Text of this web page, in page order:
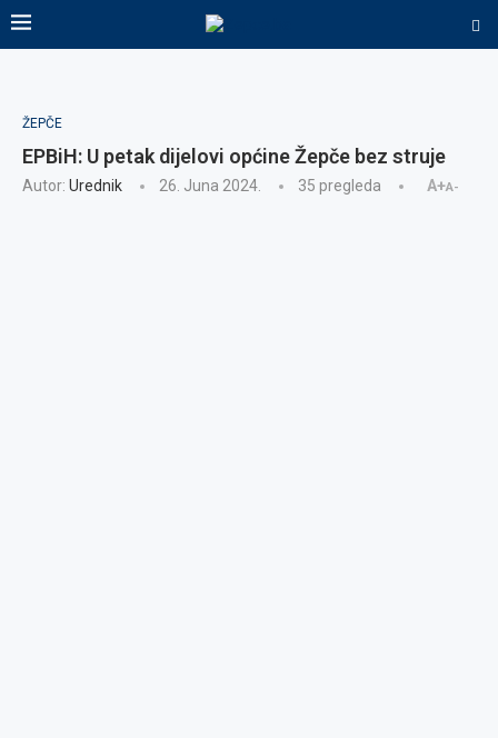
ŽEPČE
EPBiH: U petak dijelovi općine Žepče bez struje
Autor: Urednik 26. Juna 2024. 35 pregleda A+A-